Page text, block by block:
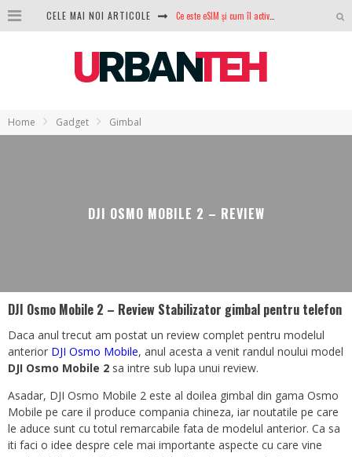
CELE MAI NOI ARTICOLE
Home Gadget Gimbal
DJI OSMO MOBILE 2 – REVIEW
DJI Osmo Mobile 2 – Review Stabilizator gimbal pentru telefon
Daca anul trecut am postat un review complet pentru modelul
anterior DJI Osmo Mobile, anul acesta a venit randul noului model
DJI Osmo Mobile 2 sa intre sub lupa unui review.
Asadar, DJI Osmo Mobile 2 este al doilea gimbal din gama Osmo
Mobile pe care il produce compania chineza, iar noutatile pe care
le aduce sunt cu totul remarcabile fata de modelul anterior. Ca sa
iti faci o idee despre cele mai importante aspecte cu care vine